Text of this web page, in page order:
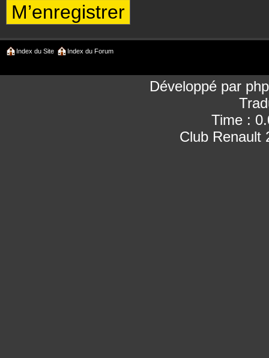
M’enregistrer
Index du Site Index du Forum
Développé par
Time :
Club Renault